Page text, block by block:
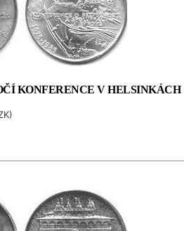
KONFERENCE V HELSINKÁCH
)